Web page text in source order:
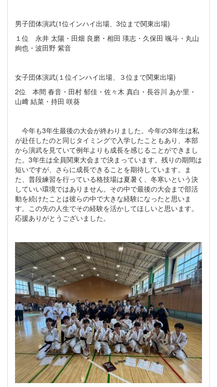
男子団体演武(1位インハイ出場、3位まで関東出場)
１位 永井 太陽・田畑 良磨・相田 瑛志・久保田 颯斗・丸山
絢也・波田野 紫音
女子団体演武(１位インハイ出場、３位まで関東出場)
2位 本間 春音・田村 郁佳・佐々木 真白・長谷川 あか里・
山﨑 結菜・持田 咲葵
今年も3年生最後の大会が終わりました。今年の3年生は私
が赴任したのと同じタイミングで入学したこともあり、本部
から演武を見ていて例年よりも成長を感じることができまし
た。3年生は全員関東大会まで決まっています。残りの期間は
短いですが、さらに成長できることを期待しています。ま
た、普段練習を行っている格技場は夏暑く、冬寒いという決
していい環境ではありません。その中で最後の大会まで部活
動を続けたことは彼らの中で大きな経験になったと思いま
す。この先の人生でその経験を活かしてほしいと思います。
応援ありがとうございました。